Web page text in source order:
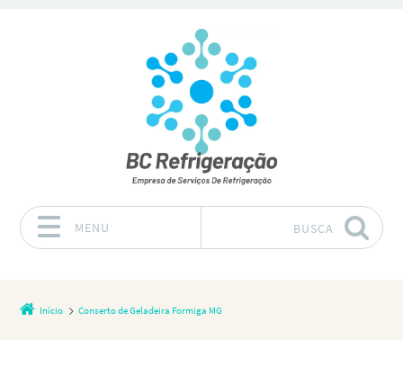
MENU BUSCA
Início Conserto de Geladeira Formiga MG